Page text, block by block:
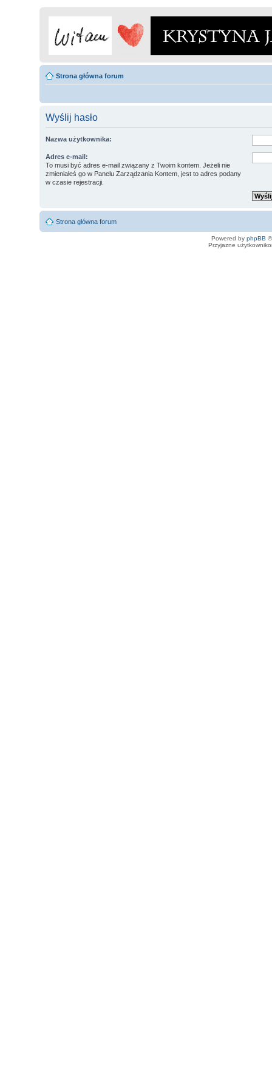
Strona główna forum
Wyślij hasło
Nazwa użytkownika:
Adres e-mail:
To musi być adres e-mail związany z Twoim kontem. Jeżeli nie
zmieniałeś go w Panelu Zarządzania Kontem, jest to adres podany
w czasie rejestracji.
Strona główna forum
Powered by phpBB
Przyjazne